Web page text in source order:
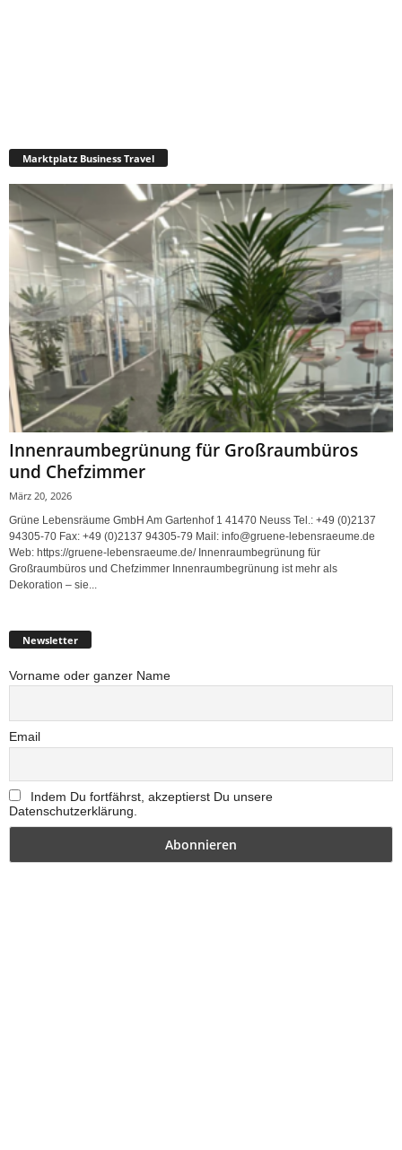
Marktplatz Business Travel
Innenraumbegrünung für Großraumbüros
und Chefzimmer
März 20, 2026
Grüne Lebensräume GmbH Am Gartenhof 1 41470 Neuss Tel.: +49 (0)2137
94305-70 Fax: +49 (0)2137 94305-79 Mail: info@gruene-lebensraeume.de
Web: https://gruene-lebensraeume.de/ Innenraumbegrünung für
Großraumbüros und Chefzimmer Innenraumbegrünung ist mehr als
Dekoration – sie...
Newsletter
Vorname oder ganzer Name
Email
Indem Du fortfährst, akzeptierst Du unsere
Datenschutzerklärung.